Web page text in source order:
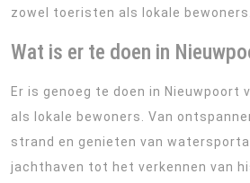
zowel toeristen als lokale bewoners.
Wat is er te doen in
Er is genoeg te doen in Nieuwpoort
als lokale bewoners. Van
strand en genieten van
jachthaven tot het verkennen van